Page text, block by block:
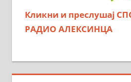
Кликни и преслушај
РАДИО АЛЕКСИНЦА